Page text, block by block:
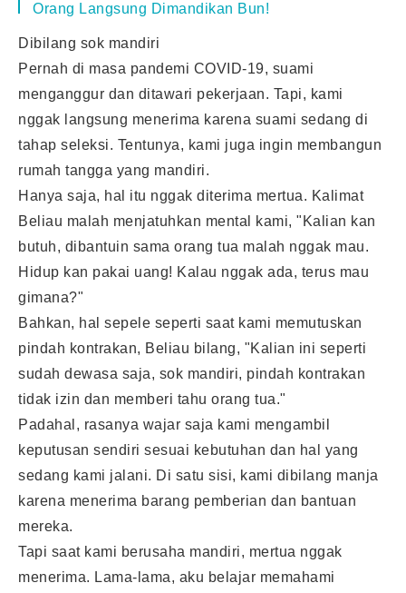
Orang Langsung Dimandikan Bun!
Dibilang sok mandiri
Pernah di masa pandemi COVID-19, suami
menganggur dan ditawari pekerjaan. Tapi, kami
nggak langsung menerima karena suami sedang di
tahap seleksi. Tentunya, kami juga ingin membangun
rumah tangga yang mandiri.
Hanya saja, hal itu nggak diterima mertua. Kalimat
Beliau malah menjatuhkan mental kami, "Kalian kan
butuh, dibantuin sama orang tua malah nggak mau.
Hidup kan pakai uang! Kalau nggak ada, terus mau
gimana?"
Bahkan, hal sepele seperti saat kami memutuskan
pindah kontrakan, Beliau bilang, "Kalian ini seperti
sudah dewasa saja, sok mandiri, pindah kontrakan
tidak izin dan memberi tahu orang tua."
Padahal, rasanya wajar saja kami mengambil
keputusan sendiri sesuai kebutuhan dan hal yang
sedang kami jalani. Di satu sisi, kami dibilang manja
karena menerima barang pemberian dan bantuan
mereka.
Tapi saat kami berusaha mandiri, mertua nggak
menerima. Lama-lama, aku belajar memahami